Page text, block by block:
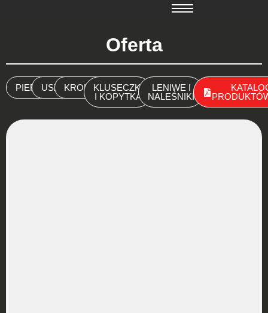
Oferta
PIEROGIUSZKAKROKIETYKLUSECZKI
I KOPYTKA
LENIWE I
NALEŚNIKI